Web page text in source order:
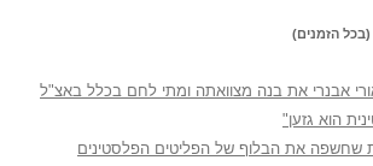
הזמנים)
אבנרי את בנה מצוואתה ומתי לחם בכלל באצ"ל
הוא גזען"
שחשפה את הבלוף של הפליטים הפלסטינים